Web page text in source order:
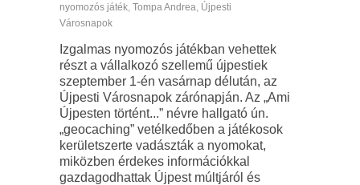
nyomozós játék, Tompa Andrea, Újpesti
Városnapok
Izgalmas nyomozós játékban vehettek
részt a vállalkozó szellemű újpestiek
szeptember 1-én vasárnap délután, az
Újpesti Városnapok zárónapján. Az „Ami
Újpesten történt...” névre hallgató ún.
„geocaching” vetélkedőben a játékosok
kerületszerte vadászták a nyomokat,
miközben érdekes információkkal
gazdagodhattak Újpest múltjáról és